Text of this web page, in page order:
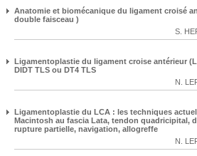
Anatomie et biomécanique du ligament croisé
double faisceau )
S.
Ligamentoplastie du ligament croise antérieur
DIDT TLS ou DT4 TLS
N.
Ligamentoplastie du LCA : les techniques
Macintosh au fascia Lata, tendon quadricipital,
rupture partielle, navigation, allogreffe
N.